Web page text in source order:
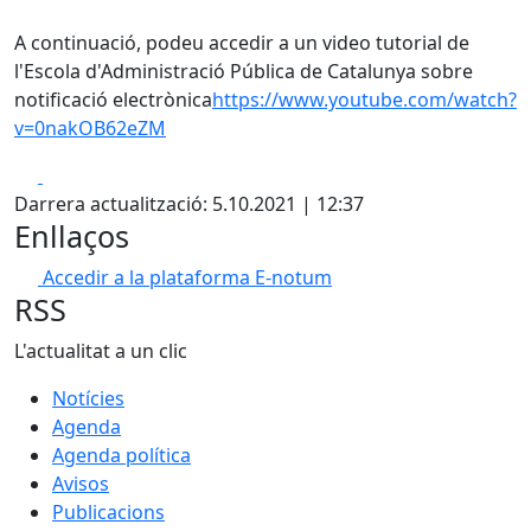
A continuació, podeu accedir a un video tutorial de
l'Escola d'Administració Pública de Catalunya sobre
notificació electrònicahttps://www.youtube.com/watch?
v=0nakOB62eZM
Darrera actualització: 5.10.2021 | 12:37
Enllaços
Accedir a la plataforma E-notum
RSS
L'actualitat a un clic
Notícies
Agenda
Agenda política
Avisos
Publicacions